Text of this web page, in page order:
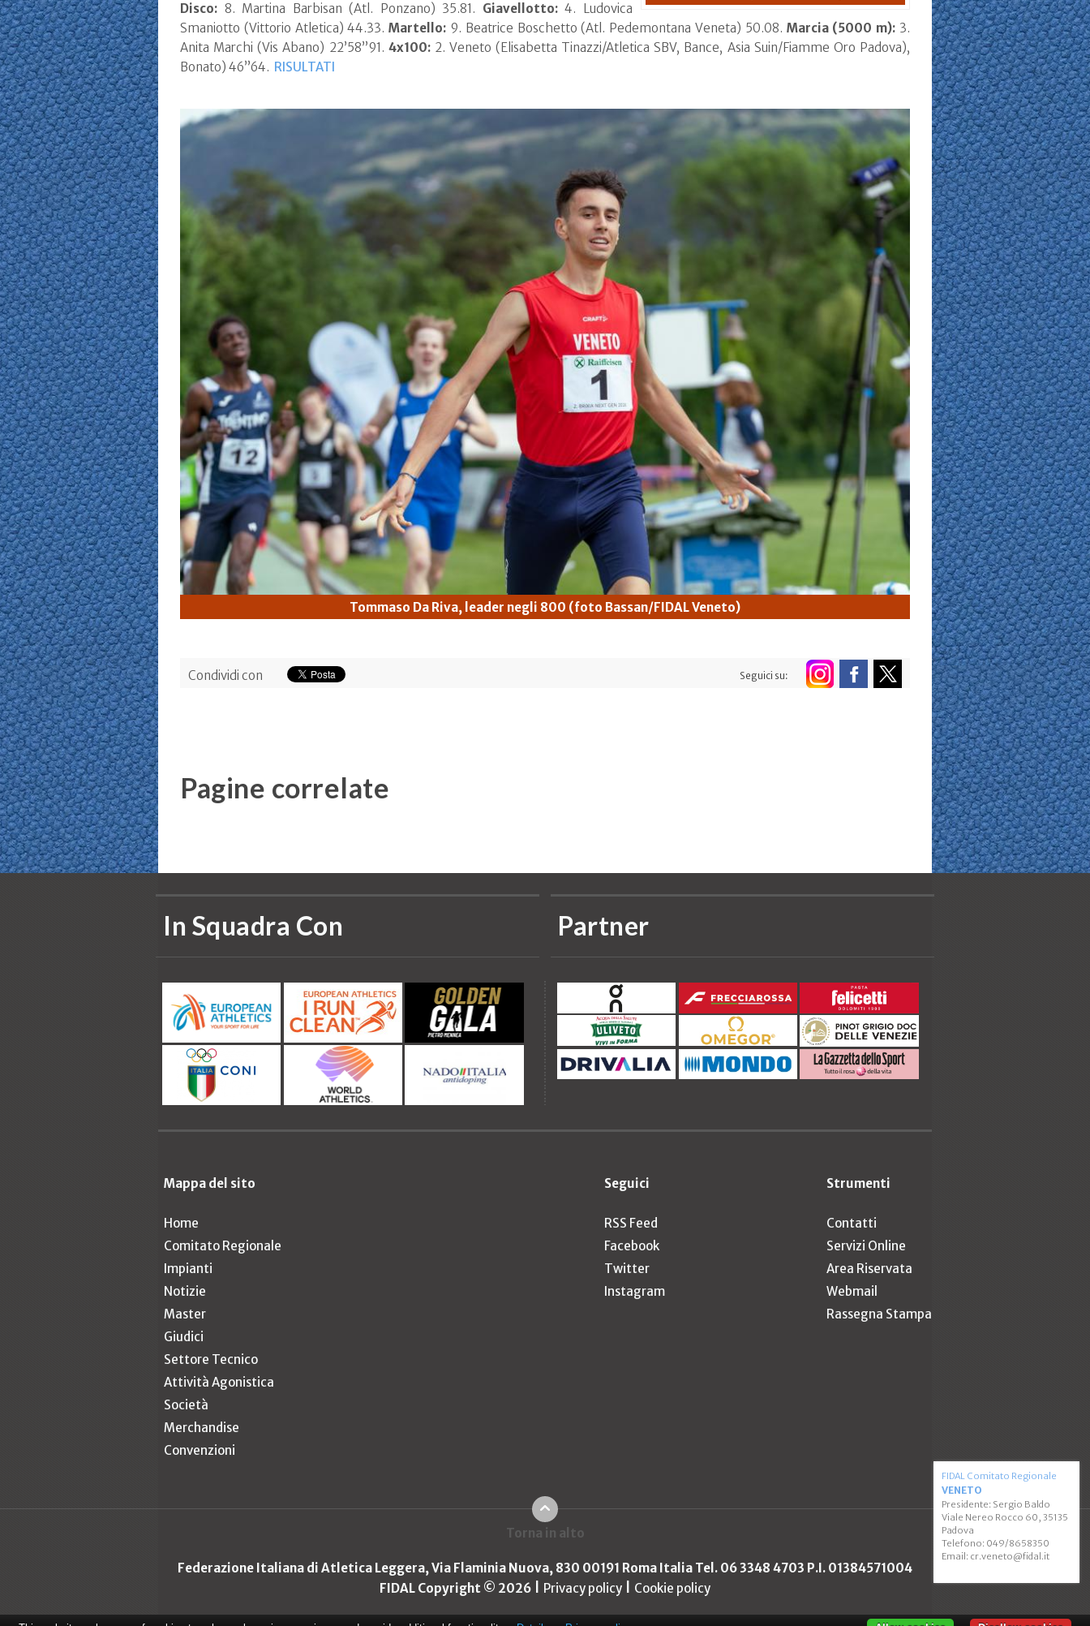
Disco: 8. Martina Barbisan (Atl. Ponzano) 35.81. Giavellotto:4. Ludovica
Smaniotto (Vittorio Atletica) 44.33.Martello: 9. Beatrice Boschetto (Atl. Pedemontana Veneta) 50.08. Marcia (5000 m): 3.
Anita Marchi (Vis Abano) 22’58”91. 4x100:2. Veneto (Elisabetta Tinazzi/Atletica SBV, Bance, Asia Suin/Fiamme Oro Padova),
Bonato) 46”64. RISULTATI
Tommaso Da Riva, leader negli 800 (foto Bassan/FIDAL Veneto)
Condividi con Seguici su:
Pagine correlate
FIDAL Comitato Regionale
VENETO
Presidente: Sergio Baldo
Viale Nereo Rocco 60, 35135
Padova
Telefono: 049/8658350
Email: cr.veneto@fidal.it
In Squadra Con Partner
Mappa del sito
Home
Comitato Regionale
Impianti
Notizie
Master
Giudici
Settore Tecnico
Attività Agonistica
Società
Merchandise
Convenzioni
Seguici
RSS Feed
Facebook
Twitter
Instagram
Strumenti
Contatti
Servizi Online
Area Riservata
Webmail
Rassegna Stampa
Torna in alto
Federazione Italiana di Atletica Leggera, Via Flaminia Nuova, 830 00191 Roma Italia Tel. 06 3348 4703 P.I. 01384571004
FIDAL Copyright © 2026
Privacy policy Cookie policy